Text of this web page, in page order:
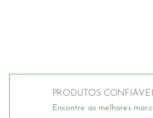
PRODUTOS
Encontre as melhores